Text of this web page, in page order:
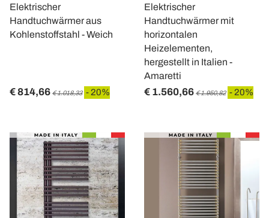
Elektrischer
Handtuchwärmer aus
Kohlenstoffstahl - Weich
€ 814,66 € 1.018,33 - 20%
Elektrischer
Handtuchwärmer mit
horizontalen
Heizelementen,
hergestellt in Italien -
Amaretti
€ 1.560,66 € 1.950,82 - 20%